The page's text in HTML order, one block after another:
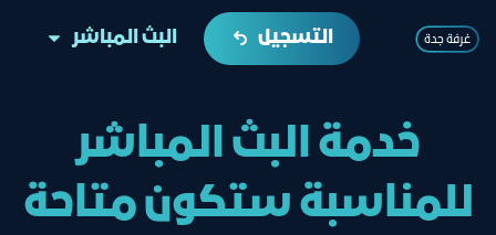
غرفة جدة التسجيل البث المباشر
خدمة البث المباشر
للمناسبة ستكون متاحة